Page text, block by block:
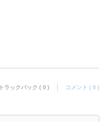
トラックバック ( 0 ) コメント ( 0 )